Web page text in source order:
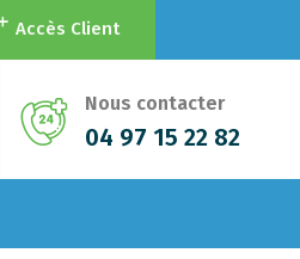
Accès Client
Nous contacter
04 97 15 22 82